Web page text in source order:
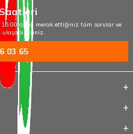
Saatleri
arası merak ettiğiniz tüm sorular ve
03 65